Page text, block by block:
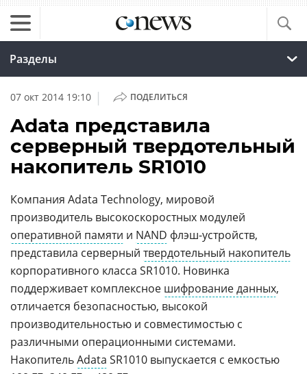
Разделы
07 окт 2014 19:10 | ПОДЕЛИТЬСЯ
Adata представила
серверный твердотельный
накопитель SR1010
Компания Adata Technology, мировой
производитель высокоскоростных модулей
оперативной памяти и NAND флэш-устройств,
представила серверный твердотельный накопитель
корпоративного класса SR1010. Новинка
поддерживает комплексное шифрование данных,
отличается безопасностью, высокой
производительностью и совместимостью с
различными операционными системами.
НакопительAdata SR1010 выпускается с емкостью